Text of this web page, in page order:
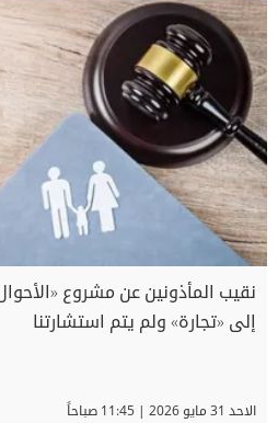
نقيب المأذونين عن مشروع
إلى «تجارة» ولم يتم استشارتنا
الاحد 31 مايو 2026 | 11:45 صباحاً